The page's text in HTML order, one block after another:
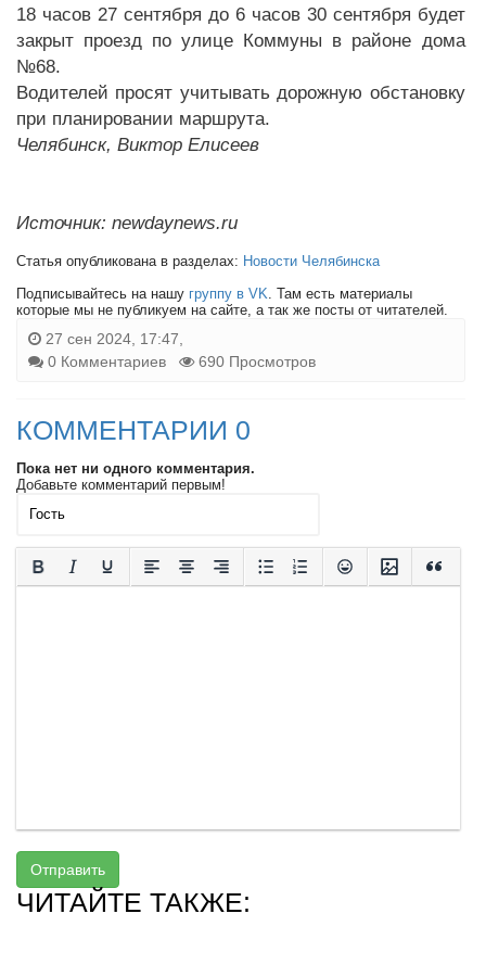
18 часов 27 сентября до 6 часов 30 сентября будет
закрыт проезд по улице Коммуны в районе дома
№68.
Водителей просят учитывать дорожную обстановку
при планировании маршрута.
Челябинск, Виктор Елисеев
Источник: newdaynews.ru
Статья опубликована в разделах: Новости Челябинска
Подписывайтесь на нашу группу в VK . Там есть материалы
которые мы не публикуем на сайте, а так же посты от читателей.
27 сен 2024, 17:47,
0 Комментариев
690 Просмотров
КОММЕНТАРИИ 0
Пока нет ни одного комментария.
Добавьте комментарий первым!
Отправить
ЧИТАЙТЕ ТАКЖЕ: